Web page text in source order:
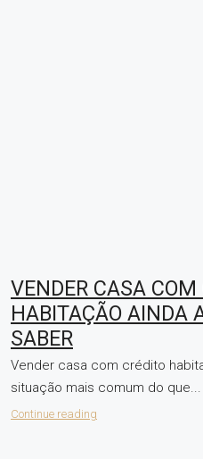
VENDER CASA COM
HABITAÇÃO AINDA
SABER
Vender casa com crédito
situação mais comum do que...
Continue reading